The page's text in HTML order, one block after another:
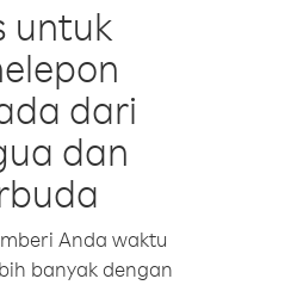
untuk
dari
dan
Anda waktu
banyak dengan